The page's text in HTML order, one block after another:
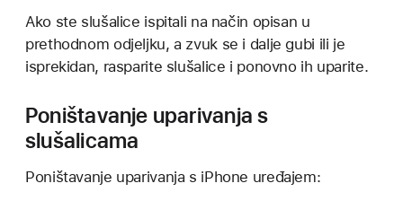
Ako ste slušalice ispitali na način opisan u
prethodnom odjeljku, a zvuk se i dalje gubi ili je
isprekidan, rasparite slušalice i ponovno ih uparite.
Poništavanje uparivanja s
slušalicama
Poništavanje uparivanja s iPhone uređajem: